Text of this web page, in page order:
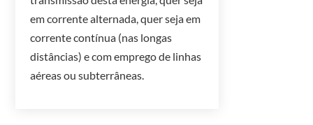
em corrente alternada, quer seja em
corrente contínua (nas longas
distâncias) e com emprego de linhas
aéreas ou subterrâneas.